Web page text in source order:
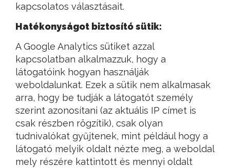
kapcsolatos választásait.
Hatékonyságot biztosító sütik:
A Google Analytics sütiket azzal
kapcsolatban alkalmazzuk, hogy a
látogatóink hogyan használják
weboldalunkat. Ezek a sütik nem alkalmasak
arra, hogy be tudják a látogatót személy
szerint azonosítani (az aktuális IP címet is
csak részben rögzítik), csak olyan
tudnivalókat gyűjtenek, mint például hogy a
látogató melyik oldalt nézte meg, a weboldal
mely részére kattintott és mennyi oldalt